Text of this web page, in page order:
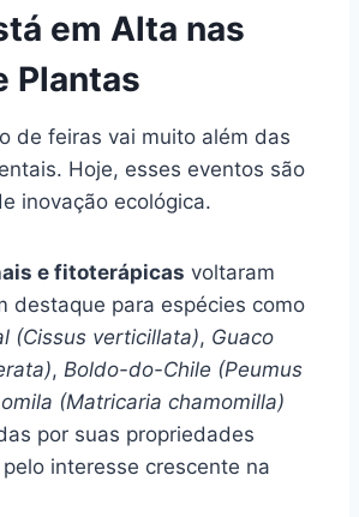
em Alta nas
Plantas
de feiras vai muito além das
Hoje, esses eventos são
inovação ecológica.
e fitoterápicas voltaram
destaque para espécies como
(Cissus verticillata), Guaco
, Boldo-do-Chile (Peumus
(Matricaria chamomilla)
por suas propriedades
interesse crescente na